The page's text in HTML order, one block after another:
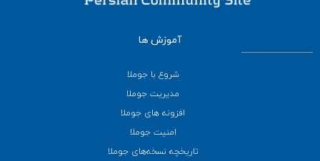
آموزش ها
شروع با جوملا
مدیریت جوملا
افزونه های جوملا
امنیت جوملا
تاریخچه نسخه‌های جوملا